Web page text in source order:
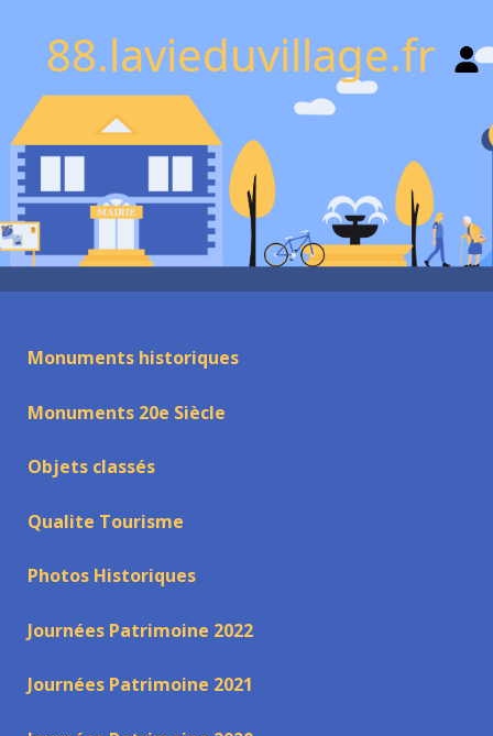
88.lavieduvillage.fr
Monuments historiques
Monuments 20e Siècle
Objets classés
Qualite Tourisme
Photos Historiques
Journées Patrimoine 2022
Journées Patrimoine 2021